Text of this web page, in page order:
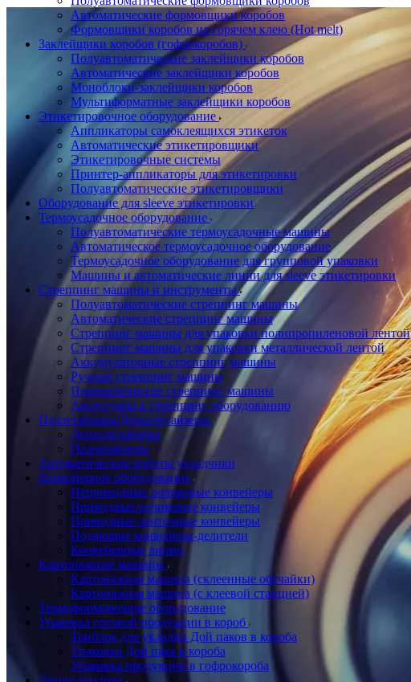
Автоматические формовщики коробов
Формовщики коробов на горячем клею (Hot melt)
Заклейщики коробов (гофрокоробов)
Полуавтоматические заклейщики коробов
Автоматические заклейщики коробов
Моноблоки-заклейщики коробов
Мультиформатные заклейщики коробов
Этикетировочное оборудование
Аппликаторы самоклеящихся этикеток
Автоматические этикетировщики
Этикетировочные системы
Принтер-аппликаторы для этикетировки
Полуавтоматические этикетировщики
Оборудование для sleeve этикетировки
Термоусадочное оборудование
Полуавтоматические термоусадочные машины
Автоматическое термоусадочное оборудование
Термоусадочное оборудование для групповой упаковки
Машины и автоматические линии для sleeve этикетировки
Стреппинг машины и инструменты
Полуавтоматические стреппинг машины
Автоматические стреппинг машины
Стреппинг машины для упаковки полипропиленовой лентой
Стреппинг машины для упаковки металлической лентой
Аккумуляторные стреппинг машины
Ручные стреппинг машины
Пневматические стреппинг машины
Аксессуары к стреппинг оборудованию
Паллетайзеры/Депаллетайзеры
Депаллетайзеры
Паллетайзеры
Автоматические роботы укладчики
Конвейерное оборудование
Неприводные роликовые конвейеры
Приводные роликовые конвейеры
Приводные ленточные конвейеры
Подающие конвейеры-делители
Конвейерные линии
Картонажные машины
Картонажная машина (склеенные обечайки)
Картонажная машина (с клеевой станцией)
Термоформовочное оборудование
Упаковка готовой продукции в короб
Триблок для укладки Дой паков в короба
Упаковка Дой пака в короба
Упаковка продукции в гофрокороба